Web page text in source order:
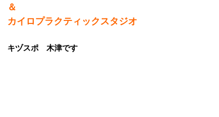
＆
カイロプラクティックスタジオ
キヅスポ 木津です